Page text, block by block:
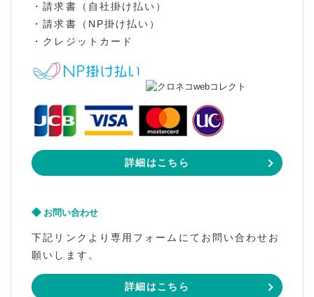
・請求書（自社掛け払い）
・請求書（NP掛け払い）
・クレジットカード
詳細はこちら
お問い合わせ
下記リンクより専用フォームにてお問い合わせお
願いします。
詳細はこちら